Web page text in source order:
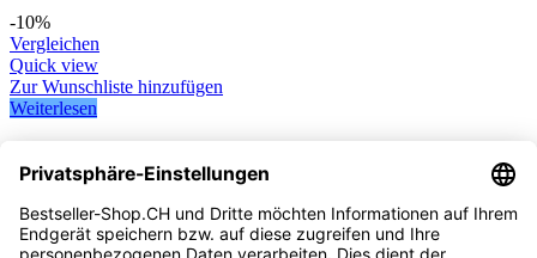
-10%
Vergleichen
Quick view
Zur Wunschliste hinzufügen
Weiterlesen
und Hunde mit 3 Aktivkohlefilter, Super Leise und
Automatisch, 2L